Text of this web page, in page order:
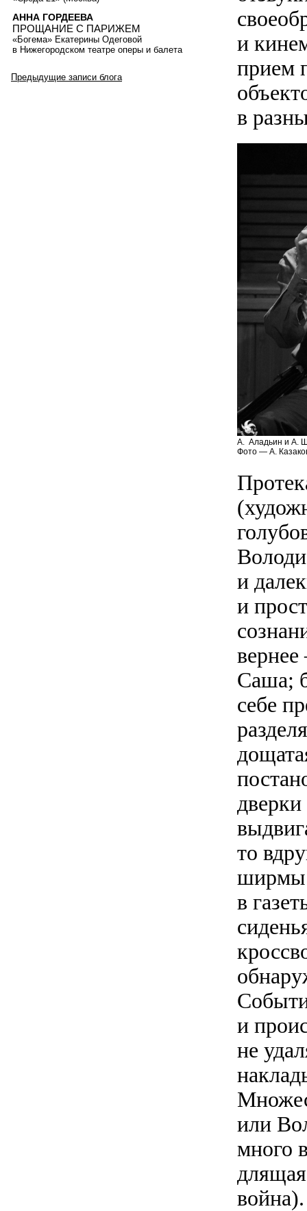
и
прием
в
А. Аладьин и А.
Фото — А.
и
и
Саша;
себе
то
ширмы.
в
и
не
или
много
война).
АННА ГОРДЕЕВА
ПРОЩАНИЕ С ПАРИЖЕМ
«Богема» Екатерины Одеговой
в Нижегородском театре оперы и балета
Предыдущие записи блога